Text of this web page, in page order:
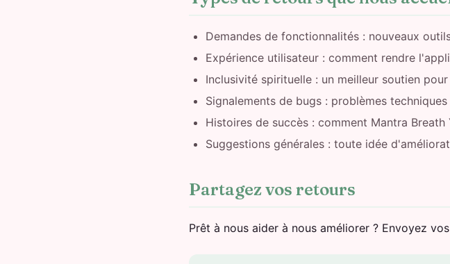
Demandes de fonctionnalités : nouveaux
Expérience utilisateur : comment rendre
Inclusivité spirituelle : un meilleur soutien
Signalements de bugs : problèmes
Histoires de succès : comment Mantra
Suggestions générales : toute idée
Partagez vos retours
Prêt à nous aider à nous améliorer ? Envoyez